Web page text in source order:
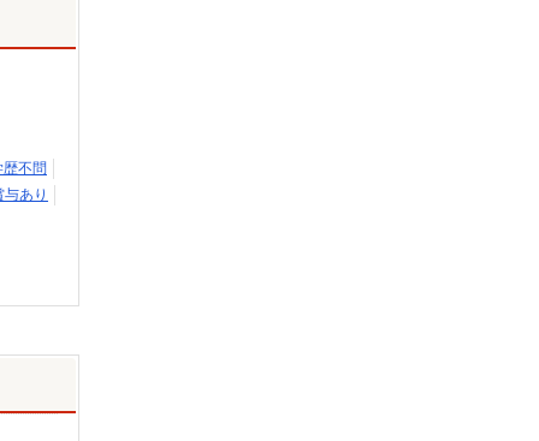
歴不問
あり